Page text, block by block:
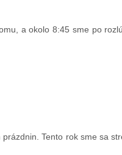
a okolo 8:45 sme po
Tento rok sme sa